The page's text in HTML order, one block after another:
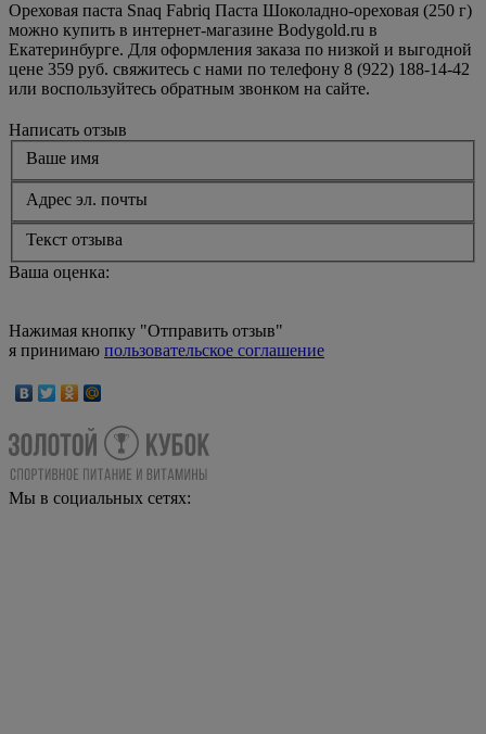
Ореховая паста Snaq Fabriq Паста Шоколадно-ореховая (250 г)
можно купить в интернет-магазине Bodygold.ru в
Екатеринбурге. Для оформления заказа по низкой и выгодной
цене 359 руб. свяжитесь с нами по телефону 8 (922) 188-14-42
или воспользуйтесь обратным звонком на сайте.
Написать отзыв
Ваше имя
Адрес эл. почты
Текст отзыва
Ваша оценка:
Нажимая кнопку "Отправить отзыв"
я принимаю пользовательское соглашение
Мы в социальных сетях: